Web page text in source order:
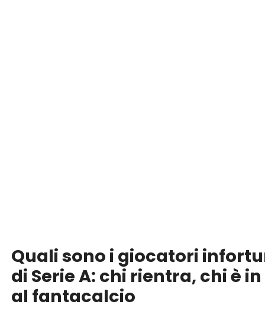
Quali sono i giocatori
di Serie A: chi rientra, chi è
al fantacalcio